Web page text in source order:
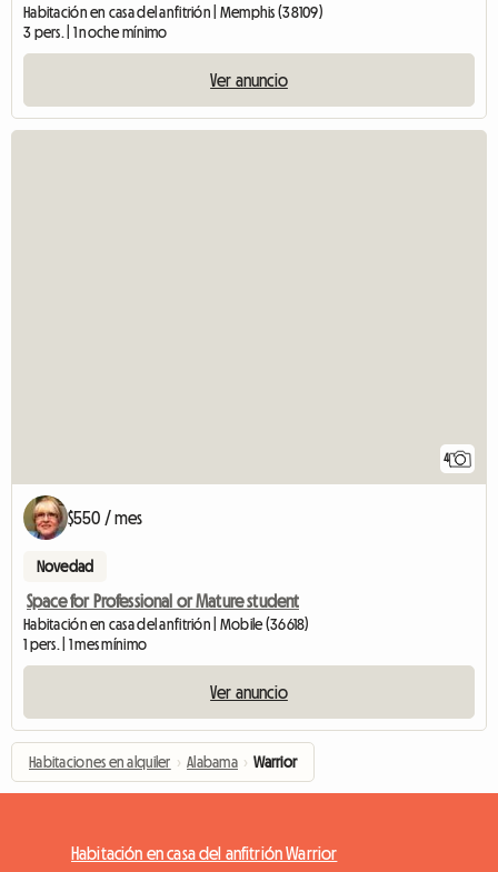
Habitación en casa del anfitrión | Memphis (38109)
3 pers. | 1 noche mínimo
Ver anuncio
4
$550 / mes
Novedad
Space for Professional or Mature student
Habitación en casa del anfitrión | Mobile (36618)
1 pers. | 1 mes mínimo
Ver anuncio
Habitaciones en alquiler › Alabama › Warrior
Habitación en casa del anfitrión Warrior